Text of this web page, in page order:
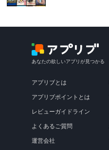
あなたの欲しいアプリが見つかる
アプリブとは
アプリブポイントとは
レビューガイドライン
よくあるご質問
運営会社